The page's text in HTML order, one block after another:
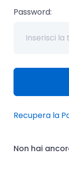
Password:
Recupera la
Non hai